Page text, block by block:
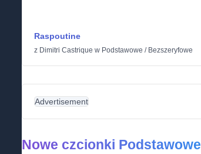
Raspoutine
z Dimitri Castrique w Podstawowe / Bezszeryfowe
Advertisement
Nowe czcionki Podstawowe